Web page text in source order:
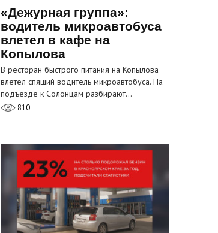
«Дежурная группа»:
водитель микроавтобуса
влетел в кафе на
Копылова
В ресторан быстрого питания на Копылова
влетел спящий водитель микроавтобуса. На
подъезде к Солонцам разбирают…
810